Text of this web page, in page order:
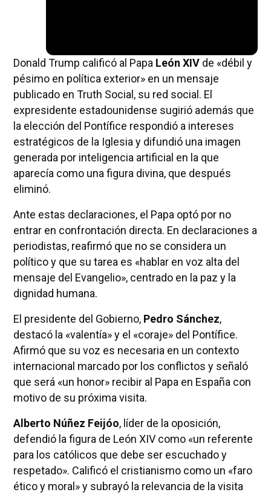
Donald Trump calificó al Papa León XIVde «débil y
pésimo en política exterior» en un mensaje
publicado en Truth Social, su red social. El
expresidente estadounidense sugirió además que
la elección del Pontífice respondió a intereses
estratégicos de la Iglesia y difundió una imagen
generada por inteligencia artificial en la que
aparecía como una figura divina, que después
eliminó.
Ante estas declaraciones, el Papa optó por no
entrar en confrontación directa. En declaraciones a
periodistas, reafirmó que no se considera un
político y que su tarea es «hablar en voz alta del
mensaje del Evangelio», centrado en la paz y la
dignidad humana.
El presidente del Gobierno, Pedro Sánchez,
destacó la «valentía» y el «coraje» del Pontífice.
Afirmó que su voz es necesaria en un contexto
internacional marcado por los conflictos y señaló
que será «un honor» recibir al Papa en España con
motivo de su próxima visita.
Alberto Núñez Feijóo, líder de la oposición,
defendió la figura de León XIV como «un referente
para los católicos que debe ser escuchado y
respetado». Calificó el cristianismo como un «faro
ético y moral» y subrayó la relevancia de la visita